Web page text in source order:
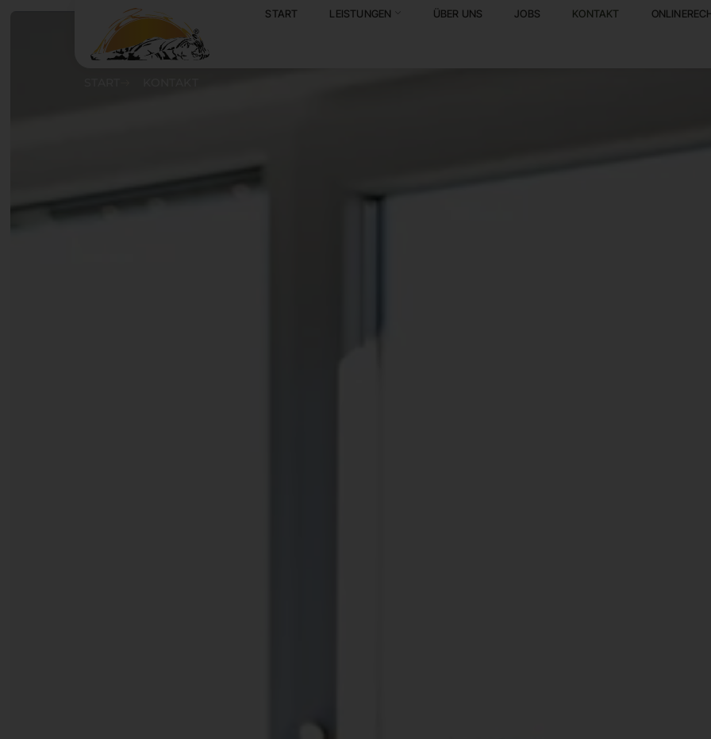
START LEISTUNGEN ÜBER UNS JOBS KONTAKT
Kontakt